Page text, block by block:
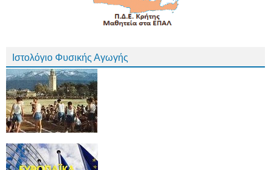
Ιστολόγιο Φυσικής Αγωγής